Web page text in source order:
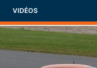
VIDÉOS